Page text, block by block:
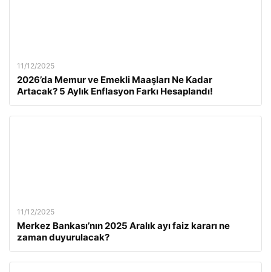
11/12/2025
2026’da Memur ve Emekli Maaşları Ne Kadar
Artacak? 5 Aylık Enflasyon Farkı Hesaplandı!
11/12/2025
Merkez Bankası’nın 2025 Aralık ayı faiz kararı ne
zaman duyurulacak?